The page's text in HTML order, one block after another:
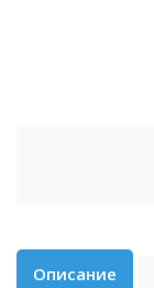
Описание